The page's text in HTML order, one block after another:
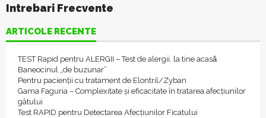
Intrebari Frecvente
ARTICOLE RECENTE
TEST Rapid pentru ALERGII – Test de alergii, la tine acasǎ
Baneocinul „de buzunar”
Pentru pacienții cu tratament de Elontril/Zyban
Gama Faguria – Complexitate și eficacitate în tratarea afecțiunilor
gâtului
Test RAPID pentru Detectarea Afecțiunilor Ficatului